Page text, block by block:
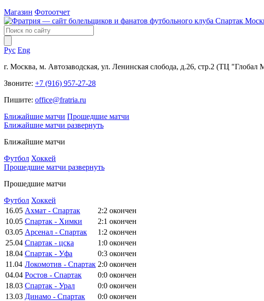
Магазин Фотоотчет
Рус Eng
г. Москва, м. Автозаводская, ул. Ленинская слобода, д.26, стр.2 (ТЦ "Глобал
Звоните: +7 (916) 957-27-28
Пишите: office@fratria.ru
Ближайшие матчи Прошедшие матчи
Ближайшие матчи развернуть
Ближайшие матчи
Футбол Хоккей
Прошедшие матчи развернуть
Прошедшие матчи
Футбол Хоккей
16.05 Ахмат - Спартак 2:2 окончен
10.05 Спартак - Химки 2:1 окончен
03.05 Арсенал - Спартак 1:2 окончен
25.04 Спартак - цска 1:0 окончен
18.04 Спартак - Уфа 0:3 окончен
11.04 Локомотив - Спартак 2:0 окончен
04.04 Ростов - Спартак 0:0 окончен
18.03 Спартак - Урал 0:0 окончен
13.03 Динамо - Спартак 0:0 окончен